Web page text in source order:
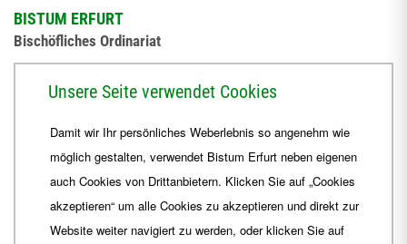
BISTUM ERFURT
Bischöfliches Ordinariat
+49 361 6572-444
ordinariat Bistum-Erfurt.de
Unsere Seite verwendet Cookies
Damit wir Ihr persönliches Weberlebnis so angenehm wie
möglich gestalten, verwendet Bistum Erfurt neben eigenen
auch Cookies von Drittanbietern. Klicken Sie auf „Cookies
akzeptieren“ um alle Cookies zu akzeptieren und direkt zur
Website weiter navigiert zu werden, oder klicken Sie auf